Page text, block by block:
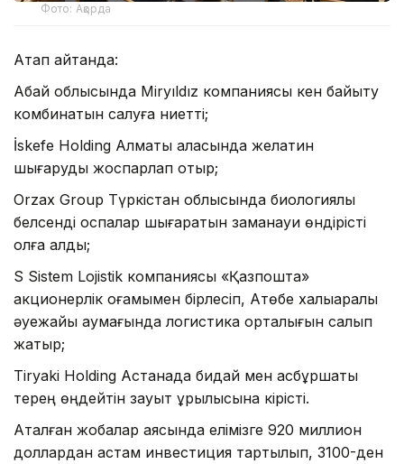
Фото: Ақорда
Атап айтқанда:
Абай облысында Miryıldız компаниясы кен байыту
комбинатын салуға ниетті;
İskefe Holding Алматы қаласында желатин
шығаруды жоспарлап отыр;
Orzax Group Түркістан облысында биологиялық
белсенді қоспалар шығаратын заманауи өндірісті
қолға алды;
S Sistem Lojistik компаниясы «Қазпошта»
акционерлік қоғамымен бірлесіп, Ақтөбе халықаралық
әуежайы аумағында логистика орталығын салып
жатыр;
Tiryaki Holding Астанада бидай мен асбұршақты
терең өңдейтін зауыт құрылысына кірісті.
Аталған жобалар аясында елімізге 920 миллион
доллардан астам инвестиция тартылып, 3100-ден